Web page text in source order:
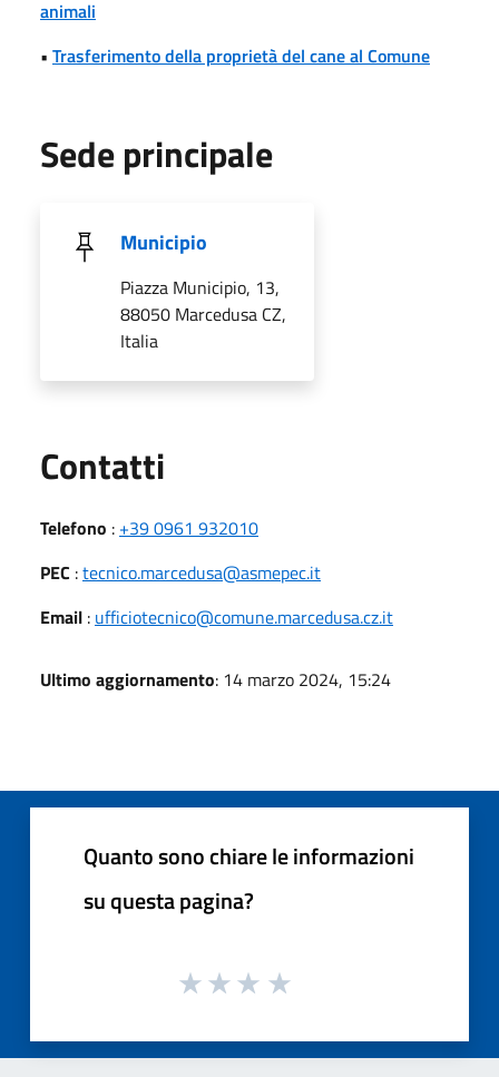
animali
• Trasferimento della proprietà del cane al Comune
Sede principale
Municipio
Piazza Municipio, 13,
88050 Marcedusa CZ,
Italia
Contatti
Telefono : +39 0961 932010
PEC :tecnico.marcedusa@asmepec.it
Email : ufficiotecnico@comune.marcedusa.cz.it
Ultimo aggiornamento: 14 marzo 2024, 15:24
Quanto sono chiare le informazioni
su questa pagina?